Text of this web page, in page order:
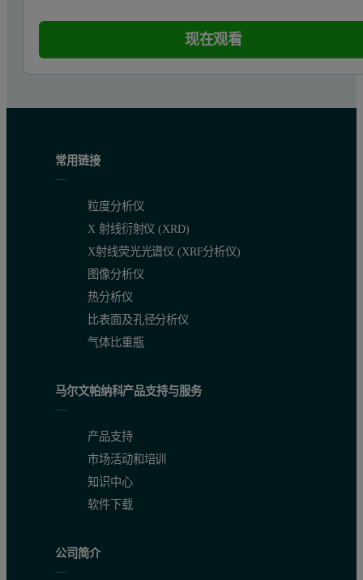
现在观看
常用链接
粒度分析仪
X 射线衍射仪 (XRD)
X射线荧光光谱仪 (XRF分析仪)
图像分析仪
热分析仪
比表面及孔径分析仪
气体比重瓶
马尔文帕纳科产品支持与服务
产品支持
市场活动和培训
知识中心
软件下载
公司简介